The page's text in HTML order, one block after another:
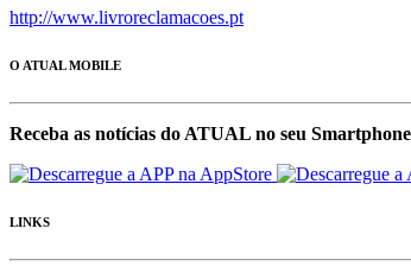
http://www.livroreclamacoes.pt
O ATUAL MOBILE
Receba as notícias do ATUAL no seu
LINKS